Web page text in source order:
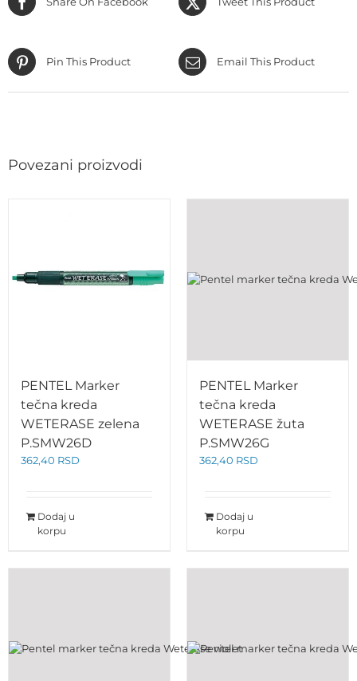
Pin This Product Email This Product
Povezani proizvodi
PENTEL Marker
tečna kreda
WETERASE zelena
P.SMW26D
362,40 RSD
Dodaj u
korpu
PENTEL Marker
tečna kreda
WETERASE žuta
P.SMW26G
362,40 RSD
Dodaj u
korpu